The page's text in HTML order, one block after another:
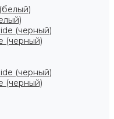
(черный)
(черный)